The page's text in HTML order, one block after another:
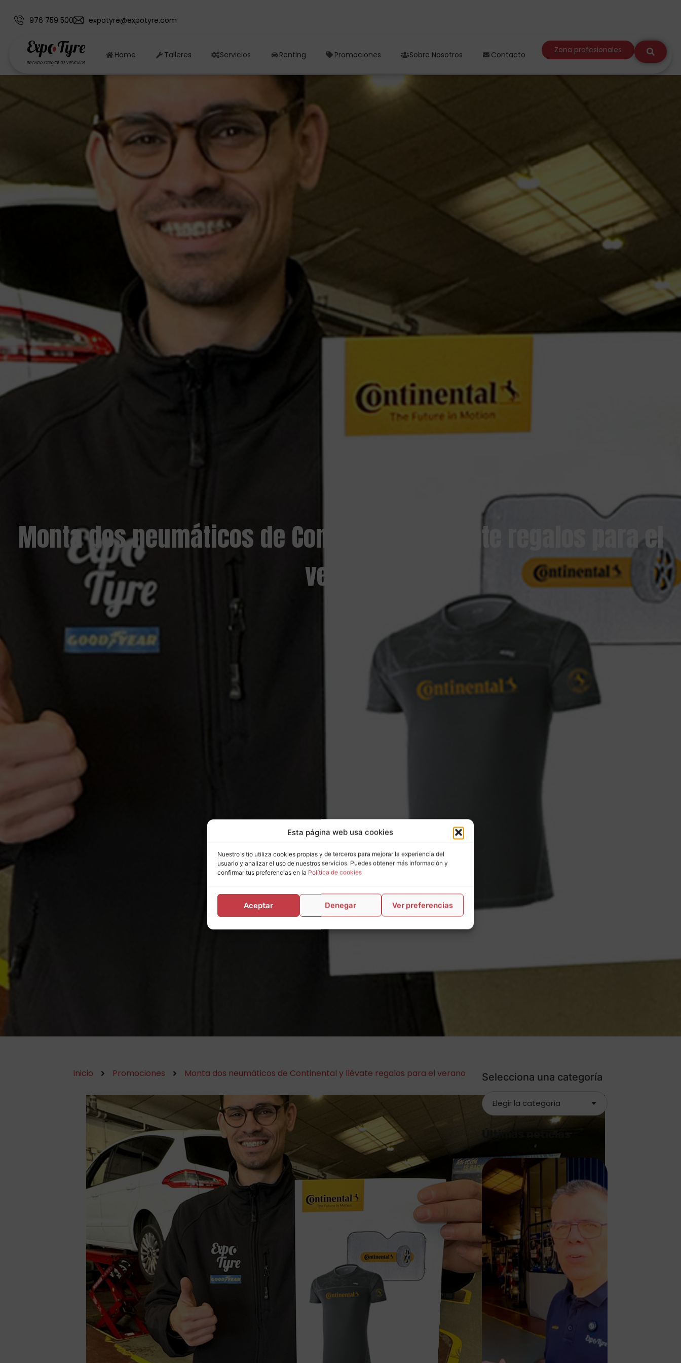
Esta página web usa cookies
Nuestro sitio utiliza cookies propias y de terceros para mejorar la experiencia del
usuario y analizar el uso de nuestros servicios. Puedes obtener más información y
confirmar tus preferencias en la Política de cookies
Aceptar Denegar Ver preferencias
976 759 500 expotyre@expotyre.com
Home Talleres Servicios Renting Promociones Sobre Nosotros Contacto Zona profesionales
Monta dos neumáticos de Continental y llévate regalos para el
verano
Inicio Promociones Monta dos neumáticos de Continental y llévate regalos para el verano Selecciona una categoría